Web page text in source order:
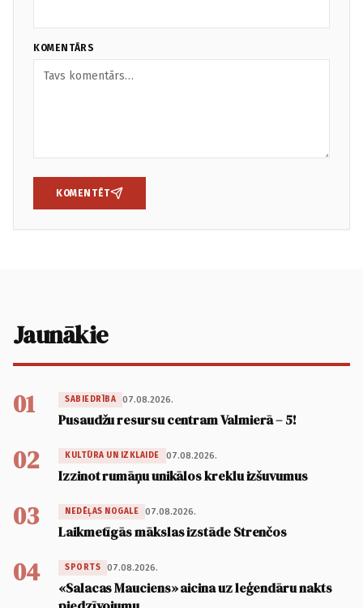
KOMENTĀRS
KOMENTĒT
Jaunākie
01 SABIEDRĪBA 07.08.2026.
Pusaudžu resursu centram Valmierā – 5!
02 KULTŪRA UN IZKLAIDE 07.08.2026.
Izzinot rumāņu unikālos kreklu izšuvumus
03 NEDĒĻAS NOGALE 07.08.2026.
Laikmetīgās mākslas izstāde Strenčos
04 SPORTS 07.08.2026.
«Salacas Mauciens» aicina uz leģendāru nakts